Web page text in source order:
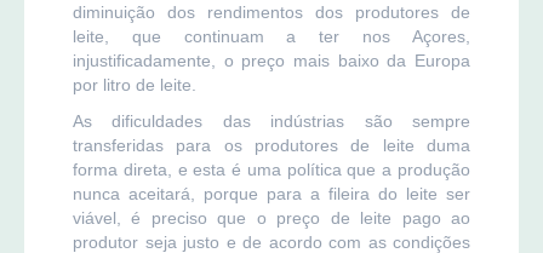
diminuição dos rendimentos dos produtores de
leite, que continuam a ter nos Açores,
injustificadamente, o preço mais baixo da Europa
por litro de leite.
As dificuldades das indústrias são sempre
transferidas para os produtores de leite duma
forma direta, e esta é uma política que a produção
nunca aceitará, porque para a fileira do leite ser
viável, é preciso que o preço de leite pago ao
produtor seja justo e de acordo com as condições